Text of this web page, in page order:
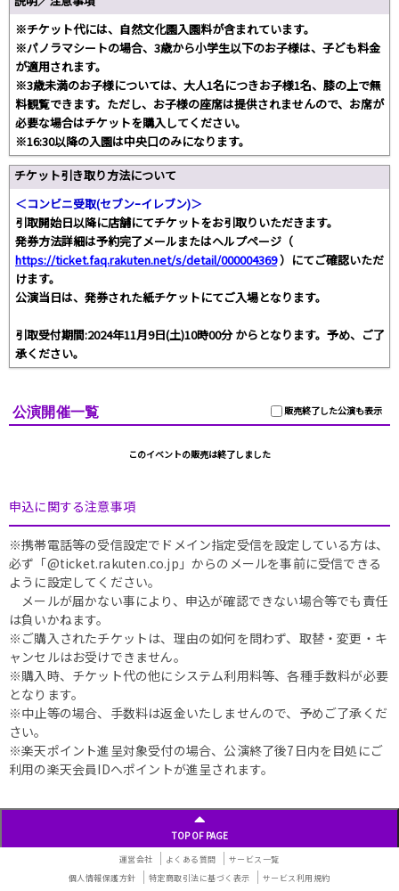
※チケット代には、自然文化園入園料が含まれています。
※パノラマシートの場合、3歳から小学生以下のお子様は、子ども料金
が適用されます。
※3歳未満のお子様については、大人1名につきお子様1名、膝の上で無
料観覧できます。ただし、お子様の座席は提供されませんので、お席が
必要な場合はチケットを購入してください。
※16:30以降の入園は中央口のみになります。
チケット引き取り方法について
＜コンビニ受取(セブンｰイレブン)＞
引取開始日以降に店舗にてチケットをお引取りいただきます。
発券方法詳細は予約完了メールまたはヘルプページ（
https://ticket.faq.rakuten.net/s/detail/000004369）にてご確認いただ
けます。
公演当日は、発券された紙チケットにてご入場となります。
引取受付期間:2024年11月9日(土)10時00分 からとなります。予め、ご了
承ください。
販売終了した公演も表示
公演開催一覧
このイベントの販売は終了しました
申込に関する注意事項
※携帯電話等の受信設定でドメイン指定受信を設定している方は、
必ず「@ticket.rakuten.co.jp」からのメールを事前に受信できる
ように設定してください。
メールが届かない事により、申込が確認できない場合等でも責任
は負いかねます。
※ご購入されたチケットは、理由の如何を問わず、取替・変更・キ
ャンセルはお受けできません。
※購入時、チケット代の他にシステム利用料等、各種手数料が必要
となります。
※中止等の場合、手数料は返金いたしませんので、予めご了承くだ
さい。
※楽天ポイント進呈対象受付の場合、公演終了後7日内を目処にご
利用の楽天会員IDへポイントが進呈されます。
TOP OF PAGE
運営会社 よくある質問
サービス一覧
個人情報保護方針
特定商取引法に基づく表示 サービス利用規約